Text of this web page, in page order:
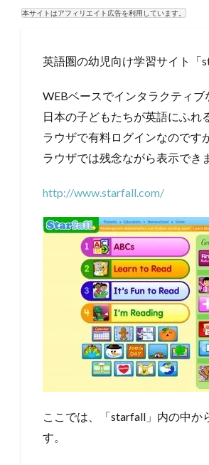
本サイトはアフィリエイト広告を利用しています。
英語圏の幼児向け学習サイト「
WEBベースでインタラクティブ
日本の子どもたちが英語にふれ
ラウザで有料ログインなのです
ラウザでは残念ながら表示でき
http://www.starfall.com/
ここでは、「starfall」内の中か
す。